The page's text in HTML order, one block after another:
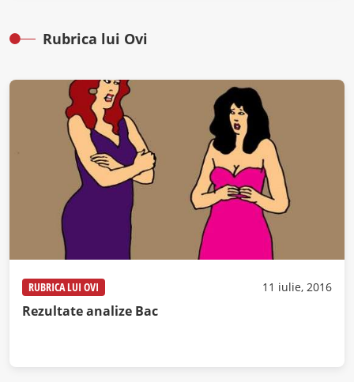
Rubrica lui Ovi
RUBRICA LUI OVI 11 iulie, 2016
Rezultate analize Bac